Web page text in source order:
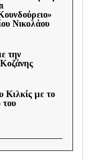
Νικολάου
την
Κιλκίς με το
του